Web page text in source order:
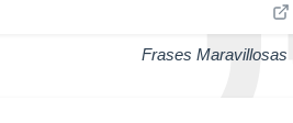
Frases Maravillosas